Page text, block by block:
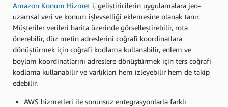
Amazon Konum Hizmet i, geliştiricilerin uygulamalara jeo-
uzamsal veri ve konum işlevselliği eklemesine olanak tanır.
Müşteriler verileri harita üzerinde görselleştirebilir, rota
önerebilir, düz metin adreslerini coğrafi koordinatlara
dönüştürmek için coğrafi kodlama kullanabilir, enlem ve
boylam koordinatlarını adreslere dönüştürmek için ters coğrafi
kodlama kullanabilir ve varlıkları hem izleyebilir hem de takip
edebilir.
AWS hizmetleri ile sorunsuz entegrasyonlarla farklı